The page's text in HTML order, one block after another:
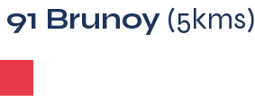
91 Brunoy (5kms)